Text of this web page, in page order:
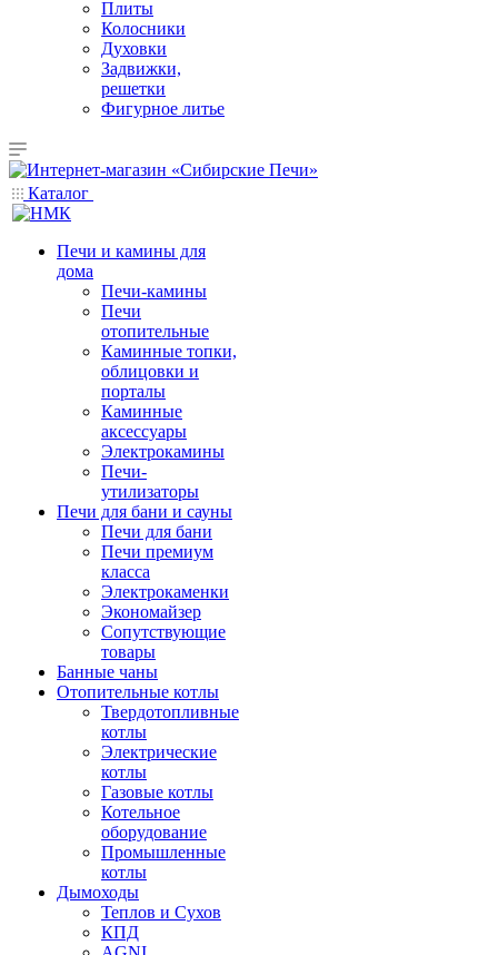
Плиты
Колосники
Духовки
Задвижки,
решетки
Фигурное литье
Каталог
Печи и камины для
дома
Печи-камины
Печи
отопительные
Каминные топки,
облицовки и
порталы
Каминные
аксессуары
Электрокамины
Печи-
утилизаторы
Печи для бани и сауны
Печи для бани
Печи премиум
класса
Электрокаменки
Экономайзер
Сопутствующие
товары
Банные чаны
Отопительные котлы
Твердотопливные
котлы
Электрические
котлы
Газовые котлы
Котельное
оборудование
Промышленные
котлы
Дымоходы
Теплов и Сухов
КПД